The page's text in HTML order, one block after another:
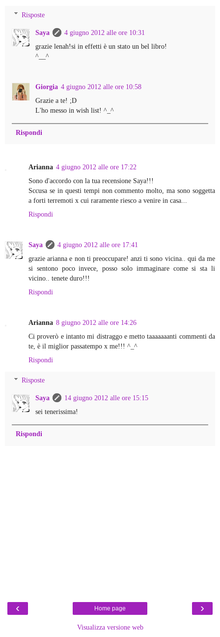
Risposte
Saya
4 giugno 2012 alle ore 10:31
grazie lenah!si in effetti è un stato un bel libro!
^__^
Giorgia 4 giugno 2012 alle ore 10:58
Grazie a te! ;D
L'ho messo in wish list! ^_^
Rispondi
Arianna 4 giugno 2012 alle ore 17:22
Sono d'accordo con la tua recensione Saya!!!
Sccusa se in questi tempi non commento molto, ma sono soggetta
a forti terremoti x cui raramente riesco a venire in casa...
Rispondi
Saya
4 giugno 2012 alle ore 17:41
grazie arianna e non ti preoccupare! anzi ti sono vicina.. qui da me
si sentono poco invece, posso solo immaginare come si sta li
vicino.. tenete duro!!!
Rispondi
Arianna 8 giugno 2012 alle ore 14:26
Ci proverò e intanto mi distraggo e metto taaaaaaanti commenti da
te, è il miglior passatempo x me!!! ^_^
Rispondi
Risposte
Saya
14 giugno 2012 alle ore 15:15
sei tenerissima!
Rispondi
‹ ›
Home page
Visualizza versione web